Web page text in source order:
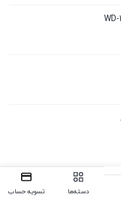
دسته‌ها
تسویه حساب